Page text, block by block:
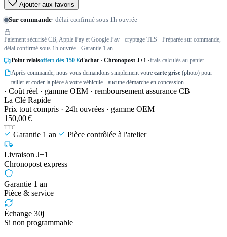
Ajouter aux favoris
Sur commande· délai confirmé sous 1h ouvrée
Paiement sécurisé CB, Apple Pay et Google Pay · cryptage TLS · Préparée sur commande,
délai confirmé sous 1h ouvrée · Garantie 1 an
Point relaisoffert dès 150 €d'achat · Chronopost J+1 ·frais calculés au panier
Après commande, nous vous demandons simplement votre carte grise (photo) pour
tailler et coder la pièce à votre véhicule · aucune démarche en concession.
· Coût réel · gamme OEM · remboursement assurance CB
La Clé Rapide
Prix tout compris · 24h ouvrées · gamme OEM
150,00 €
TTC
Garantie 1 an Pièce contrôlée à l'atelier
Livraison J+1
Chronopost express
Garantie 1 an
Pièce & service
Échange 30j
Si non programmable